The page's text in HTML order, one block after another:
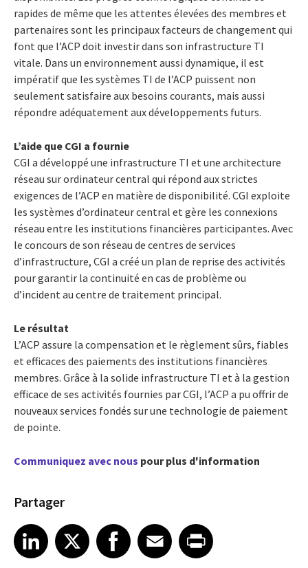
rapides de même que les attentes élevées des membres et
partenaires sont les principaux facteurs de changement qui
font que l’ACP doit investir dans son infrastructure TI
vitale. Dans un environnement aussi dynamique, il est
impératif que les systèmes TI de l’ACP puissent non
seulement satisfaire aux besoins courants, mais aussi
répondre adéquatement aux développements futurs.
L’aide que CGI a fournie
CGI a développé une infrastructure TI et une architecture
réseau sur ordinateur central qui répond aux strictes
exigences de l’ACP en matière de disponibilité. CGI exploite
les systèmes d’ordinateur central et gère les connexions
réseau entre les institutions financières participantes. Avec
le concours de son réseau de centres de services
d’infrastructure, CGI a créé un plan de reprise des activités
pour garantir la continuité en cas de problème ou
d’incident au centre de traitement principal.
Le résultat
L’ACP assure la compensation et le règlement sûrs, fiables
et efficaces des paiements des institutions financières
membres. Grâce à la solide infrastructure TI et à la gestion
efficace de ses activités fournies par CGI, l’ACP a pu offrir de
nouveaux services fondés sur une technologie de paiement
de pointe.
Communiquez avec nous pour plus d'information
Partager
Share article on LinkedIn
LinkedIn
Share article on XShare article on Facebook
Facebook
Share article on Email
EmailShare article on Print